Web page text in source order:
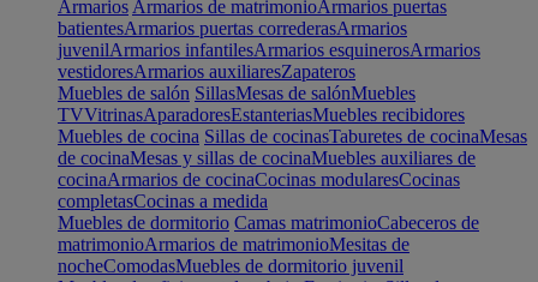
Armarios Armarios de matrimonioArmarios puertas
batientesArmarios puertas correderasArmarios
juvenilArmarios infantilesArmarios esquinerosArmarios
vestidoresArmarios auxiliaresZapateros
Muebles de salón SillasMesas de salónMuebles
TVVitrinasAparadoresEstanteriasMuebles recibidores
Muebles de cocina Sillas de cocinasTaburetes de cocinaMesas
de cocinaMesas y sillas de cocinaMuebles auxiliares de
cocinaArmarios de cocinaCocinas modularesCocinas
completasCocinas a medida
Muebles de dormitorio Camas matrimonioCabeceros de
matrimonioArmarios de matrimonioMesitas de
nocheComodasMuebles de dormitorio juvenil